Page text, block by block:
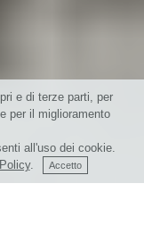
e di terze parti, per
per il miglioramento
all'uso dei cookie.
.